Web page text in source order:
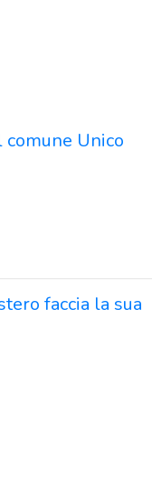
Unico
faccia la sua